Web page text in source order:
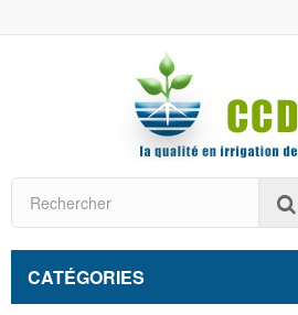
CATÉGORIES